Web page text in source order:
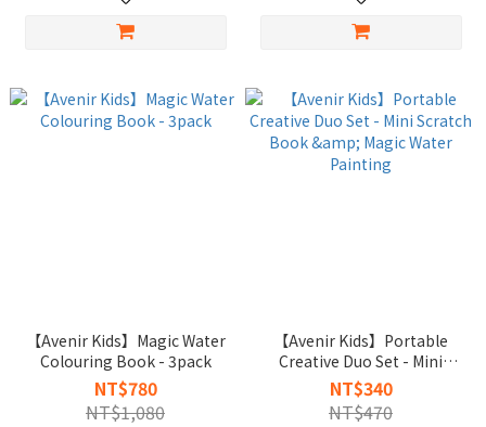
【Avenir Kids】Magic Water
Colouring Book - 3pack
NT$780
NT$1,080
【Avenir Kids】Portable
Creative Duo Set - Mini
Scratch Book & Magic Water
Painting
NT$340
NT$470